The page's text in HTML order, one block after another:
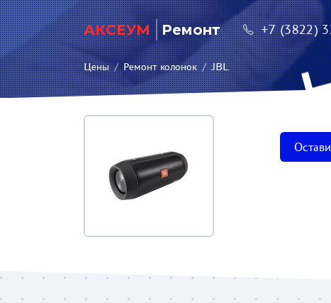
АКСЕУМ Ремонт +7 (3822)
Цены / Ремонт колонок / JBL